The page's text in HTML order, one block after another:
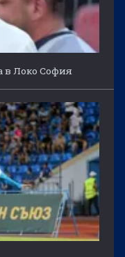
в Локо София